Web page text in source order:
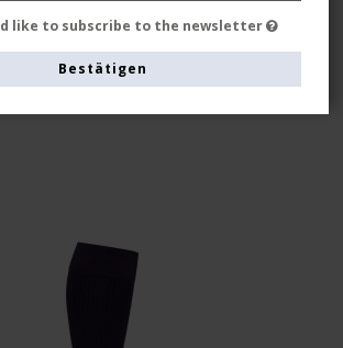
Produkt anzeigen
like to subscribe to the newsletter
Bestätigen